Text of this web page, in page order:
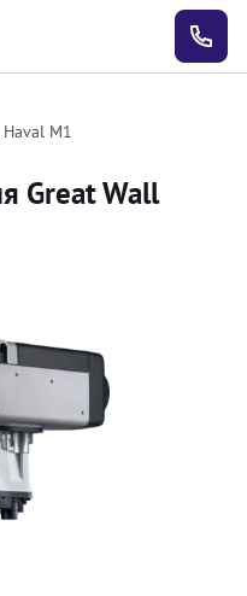
M1
Great Wall